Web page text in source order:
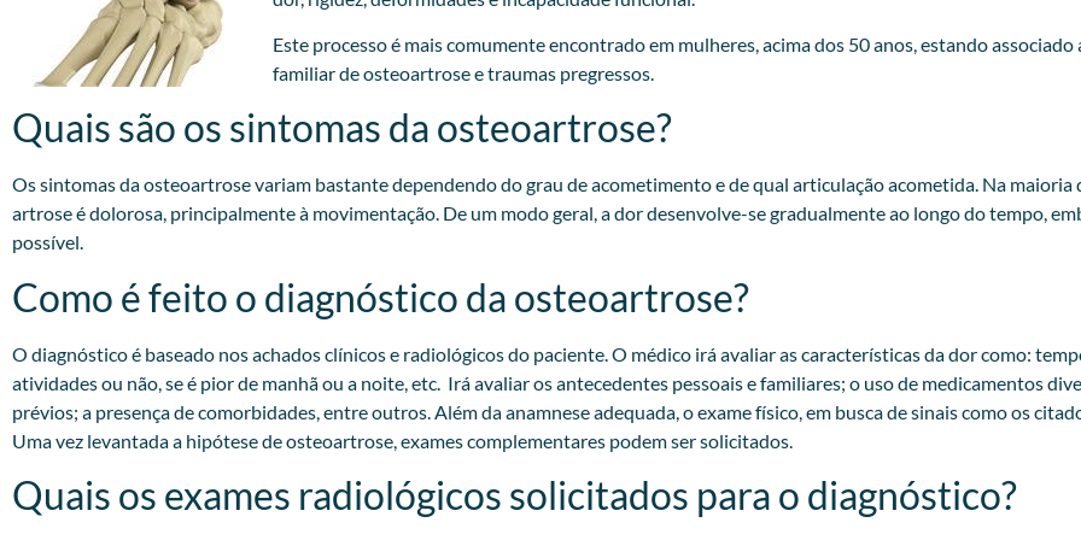
Este processo é mais comumente encontrado em mulheres, acima dos 50 anos, estando
familiar de osteoartrose e traumas pregressos.​
Quais são os sintomas da osteoartrose?
Os sintomas da osteoartrose variam bastante dependendo do grau de acometimento e de qual articulação acometida. Na maioria
artrose é dolorosa, principalmente à movimentação. De um modo geral, a dor desenvolve-se gradualmente ao longo do tempo,
possível.
Como é feito o diagnóstico da osteoartrose?
O diagnóstico é baseado nos achados clínicos e radiológicos do paciente. O médico irá avaliar as características da dor como:
atividades ou não, se é pior de manhã ou a noite, etc. Irá avaliar os antecedentes pessoais e familiares; o uso de medicamentos
prévios; a presença de comorbidades, entre outros. Além da anamnese adequada, o exame físico, em busca de sinais como os
Uma vez levantada a hipótese de osteoartrose, exames complementares podem ser solicitados.​
Quais os exames radiológicos solicitados para o diagnóstico?